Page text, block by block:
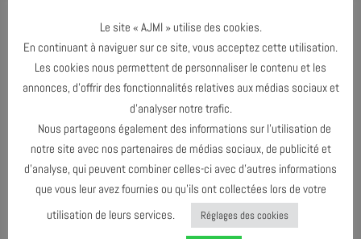
Le site « AJMI » utilise des cookies.
En continuant à naviguer sur ce site, vous acceptez cette utilisation.
Les cookies nous permettent de personnaliser le contenu et les
annonces, d’offrir des fonctionnalités relatives aux médias sociaux et
d’analyser notre trafic.
Nous partageons également des informations sur l’utilisation de
notre site avec nos partenaires de médias sociaux, de publicité et
d’analyse, qui peuvent combiner celles-ci avec d’autres informations
que vous leur avez fournies ou qu’ils ont collectées lors de votre
utilisation de leurs services.
Réglages des cookies